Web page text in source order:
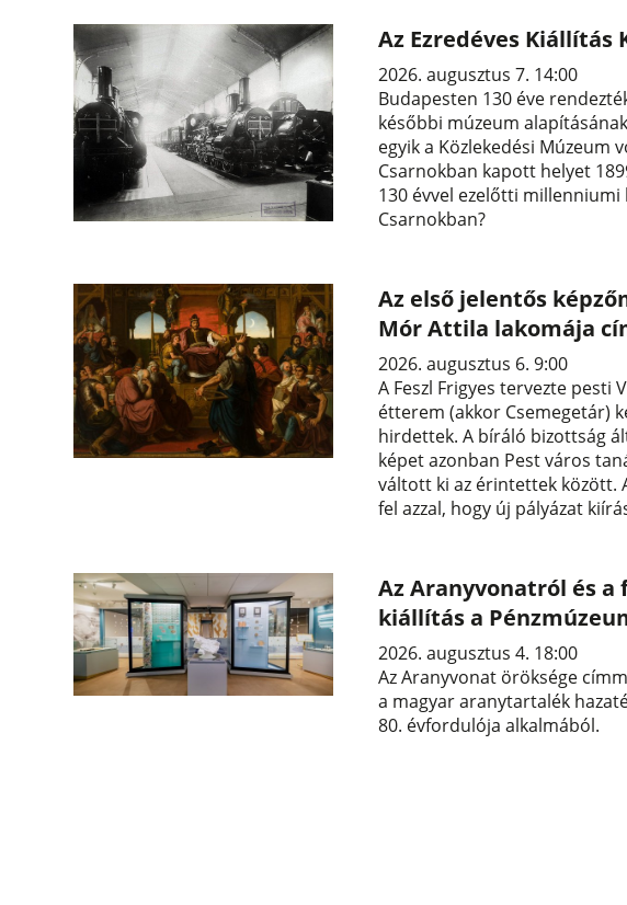
Az Ezredéves Kiállítás
2026. augusztus 7. 14:00
Budapesten 130 éve
későbbi múzeum
egyik a Közlekedési Múzeum
Csarnokban kapott helyet
130 évvel ezelőtti millenniumi
Csarnokban?
Az első jelentős
Mór Attila lakomája
2026. augusztus 6. 9:00
A Feszl Frigyes tervezte pesti
étterem (akkor Csemegetár)
hirdettek. A bíráló bizottság
képet azonban Pest város
váltott ki az érintettek között.
fel azzal, hogy új pályázat
Az Aranyvonatról és
kiállítás a
2026. augusztus 4. 18:00
Az Aranyvonat öröksége
a magyar aranytartalék
80. évfordulója alkalmából.